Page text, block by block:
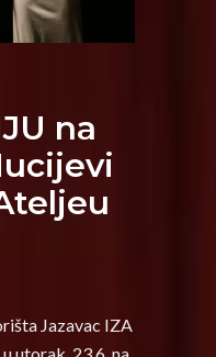
na
Jazavac IZA